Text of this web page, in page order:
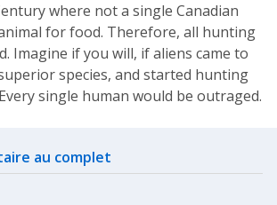
where not a single Canadian
for food. Therefore, all hunting
Imagine if you will, if aliens came to
species, and started hunting
single human would be outraged.
au complet